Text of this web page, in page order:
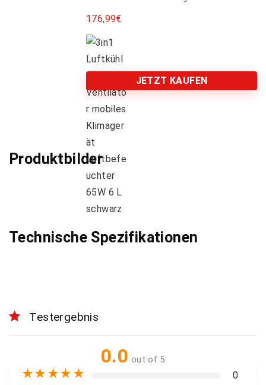
176,99€
JETZT KAUFEN
Produktbilder
Technische Spezifikationen
Testergebnis
0.0 out of 5
★★ ★★ ★ 0